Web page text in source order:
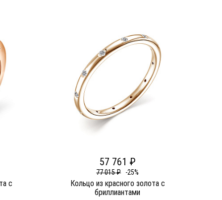
c
57 761 ₽
77 015 ₽ -25%
Кольцо из красного золота c
бриллиантами